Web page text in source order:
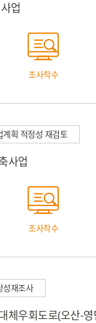
업
조사착수
계획 적정성 재검토
사업
조사착수
성재조사
체우회도로(오산-